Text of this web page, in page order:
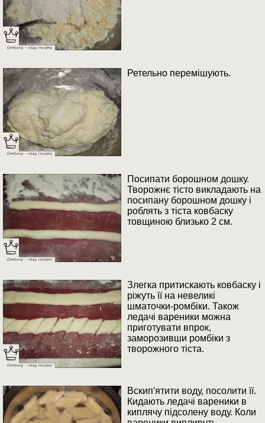
Ретельно перемішують.
Посипати борошном дошку.
Творожнє тісто викладають на
посипану борошном дошку і
роблять з тіста ковбаску
товщиною близько 2 см.
Злегка притискають ковбаску і
ріжуть її на невеликі
шматочки-ромбіки. Також
ледачі вареники можна
приготувати впрок,
заморозивши ромбіки з
творожного тіста.
Вскип'ятити воду, посолити її.
Кидають ледачі вареники в
киплячу підсолену воду. Коли